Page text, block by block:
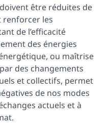
être réduites de
renforcer les
de l’efficacité
des énergies
ou maîtrise
des changements
et collectifs, permet
de nos modes
actuels et à